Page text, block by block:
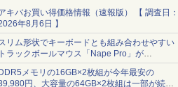
キバお買い得価格情報（速報版） 【 調査日：
年8月6日 】
リム形状でキーボードとも組み合わせやすい
ラックボールマウス「Nape Pro」が
から
メモリの16GB×2枚組が今年最安の
円、大容量の64GB×2枚組は一部が続騰